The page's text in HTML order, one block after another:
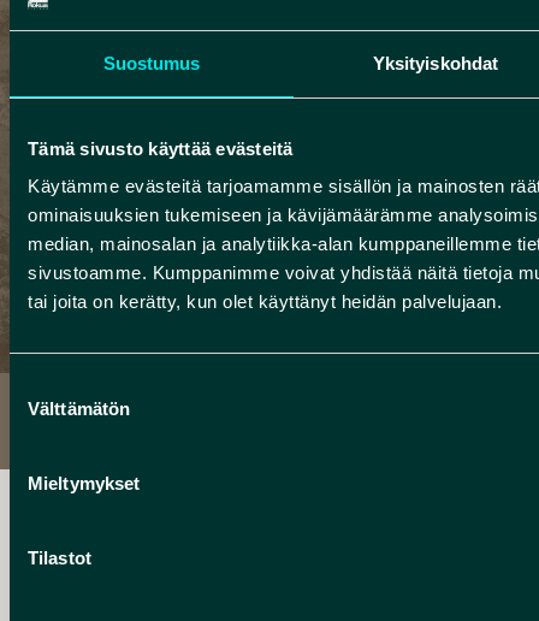
Suostumus Yksityiskohdat
Tämä sivusto käyttää evästeitä
Käytämme evästeitä tarjoamamme sisällön ja mainosten
ominaisuuksien tukemiseen ja kävijämäärämme
median, mainosalan ja analytiikka-alan kumppaneillemme
sivustoamme. Kumppanimme voivat yhdistää näitä tietoja
tai joita on kerätty, kun olet käyttänyt heidän palvelujaan.
valinta
Välttämätön
Mieltymykset
Tilastot
kokemuksia Rokua
Geoparkissa
Rokua Geopark tarjoaa
kävijälleen näettävää,
koettavaa ja opittavaa.
Tutustu palveluihimme
ja valitse tekemistä
lomalle tai päiväretkelle!